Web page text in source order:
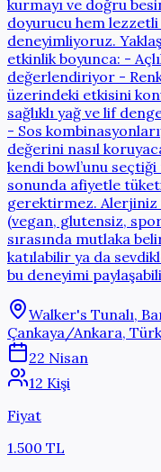
kurmayı ve doğru
doyurucu hem
deneyimliyoruz.
etkinlik boyunca: -
değerlendiriyor -
üzerindeki etkisini
sağlıklı yağ ve lif
- Sos
değerini nasıl
kendi bowl’unu
sonunda afiyetle
gerektirmez. Alerjiniz
(vegan, glutensiz,
sırasında mutlaka
katılabilir ya da
bu deneyimi
Walker's Tunalı,
Çankaya/Ankara,
22 Nisan
12 Kişi
Fiyat
1.500 TL